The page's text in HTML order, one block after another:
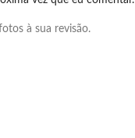
à sua revisão.